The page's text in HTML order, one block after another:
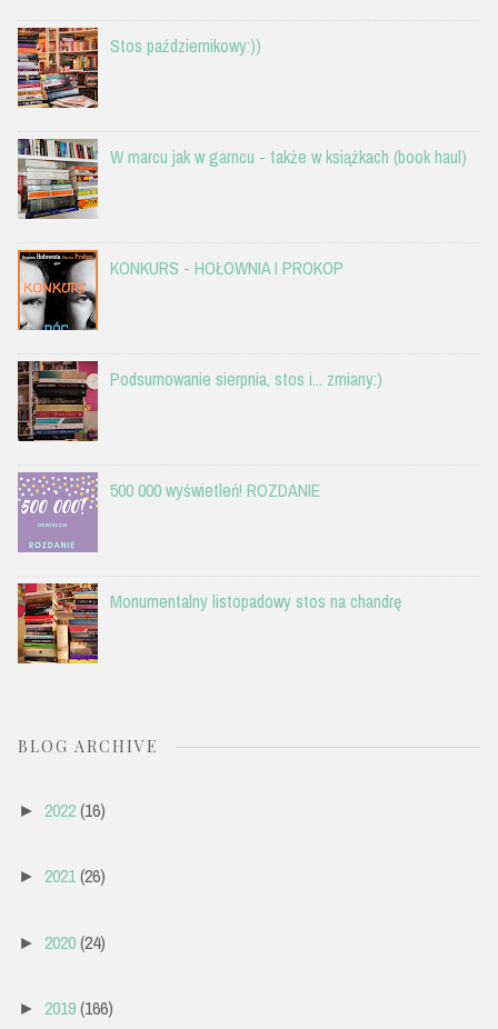
Stos październikowy:))
W marcu jak w garncu - także w książkach (book haul)
KONKURS - HOŁOWNIA I PROKOP
Podsumowanie sierpnia, stos i... zmiany:)
500 000 wyświetleń! ROZDANIE
Monumentalny listopadowy stos na chandrę
BLOG ARCHIVE
► 2022(16)
► 2021(26)
► 2020(24)
► 2019(166)